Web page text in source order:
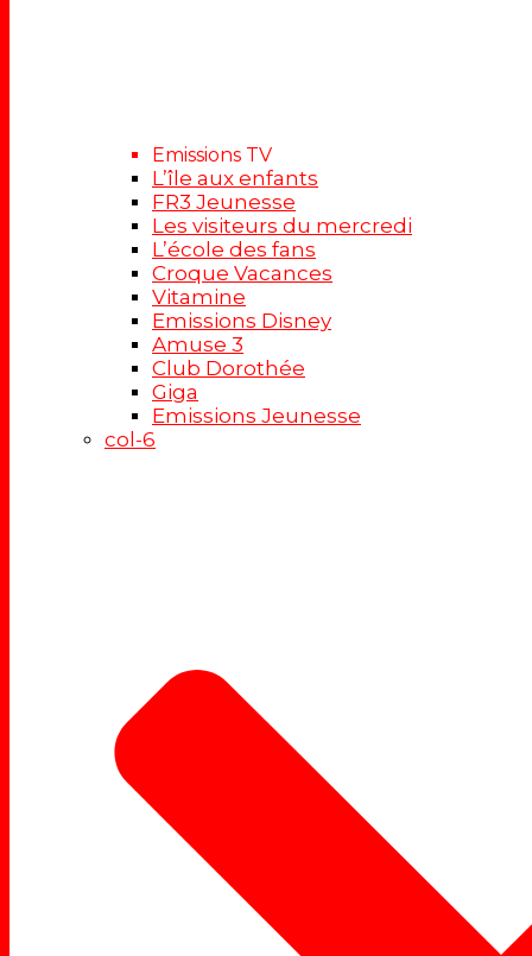
Emissions TV
L’île aux enfants
FR3 Jeunesse
Les visiteurs du mercredi
L’école des fans
Croque Vacances
Vitamine
Emissions Disney
Amuse 3
Club Dorothée
Giga
Emissions Jeunesse
col-6